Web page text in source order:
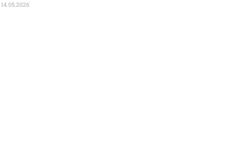
14.05.2026